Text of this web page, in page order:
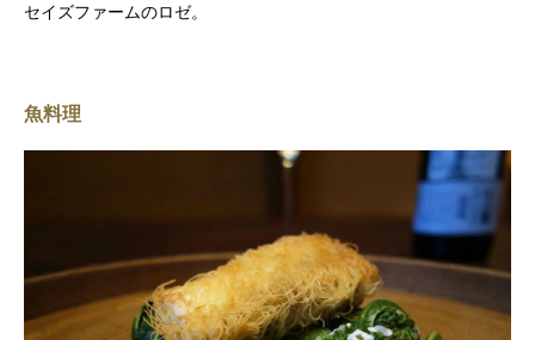
セイズファームのロゼ。
魚料理